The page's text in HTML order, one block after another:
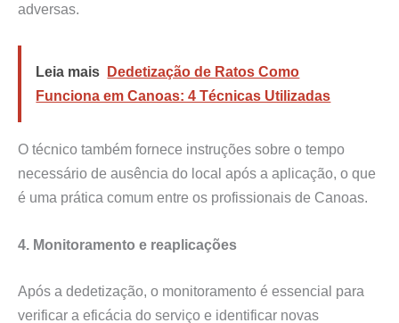
adversas.
Leia mais
Dedetização de Ratos Como
Funciona em Canoas: 4 Técnicas Utilizadas
O técnico também fornece instruções sobre o tempo
necessário de ausência do local após a aplicação, o que
é uma prática comum entre os profissionais de Canoas.
4. Monitoramento e reaplicações
Após a dedetização, o monitoramento é essencial para
verificar a eficácia do serviço e identificar novas